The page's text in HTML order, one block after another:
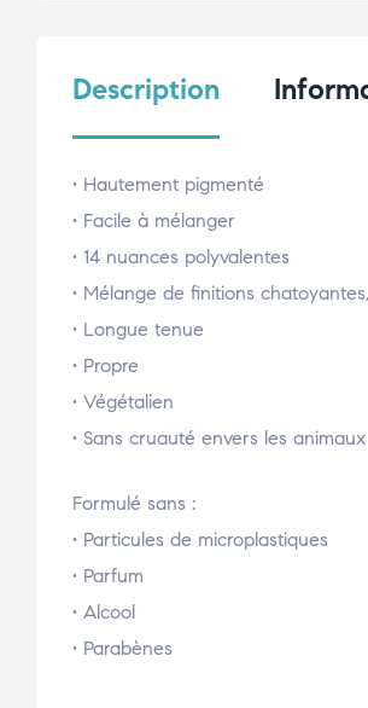
Description
• Hautement pigmenté
• Facile à mélanger
• 14 nuances polyvalentes
• Mélange de finitions
• Longue tenue
• Propre
• Végétalien
• Sans cruauté envers les animaux
Formulé sans :
• Particules de microplastiques
• Parfum
• Alcool
• Parabènes